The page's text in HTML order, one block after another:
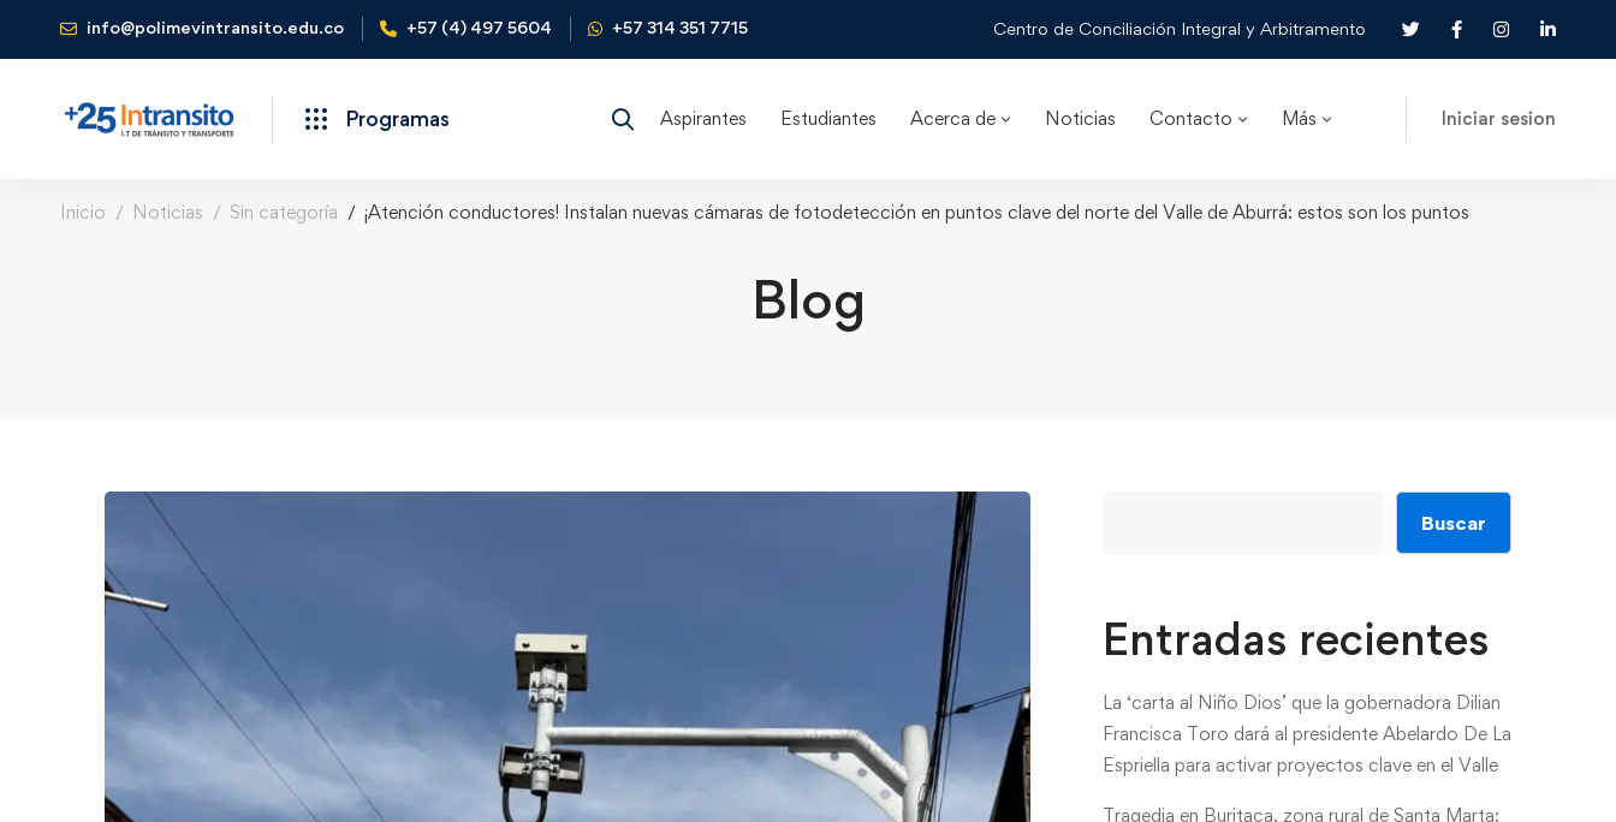
info@polimevintransito.edu.co +57 (4) 497 5604 +57 314 351 7715 Centro de Conciliación Integral y Arbitramento
Programas Aspirantes Estudiantes Acerca de Noticias Contacto Más Iniciar sesion
Inicio Noticias Sin categoría ¡Atención conductores! Instalan nuevas cámaras de fotodetección en puntos clave del norte del Valle de Aburrá: estos son los puntos
Blog
Buscar
Entradas recientes
La ‘carta al Niño Dios’ que la gobernadora Dilian
Francisca Toro dará al presidente Abelardo De La
Espriella para activar proyectos clave en el Valle
Tragedia en Buritaca, zona rural de Santa Marta: